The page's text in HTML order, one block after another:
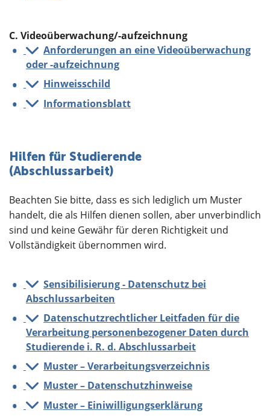
C. Videoüberwachung/-aufzeichnung
Anforderungen an eine Videoüberwachung
oder -aufzeichnung
Hinweisschild
Informationsblatt
Hilfen für Studierende
(Abschlussarbeit)
Beachten Sie bitte, dass es sich lediglich um Muster
handelt, die als Hilfen dienen sollen, aber unverbindlich
sind und keine Gewähr für deren Richtigkeit und
Vollständigkeit übernommen wird.
Sensibilisierung - Datenschutz bei
Abschlussarbeiten
Datenschutzrechtlicher Leitfaden für die
Verarbeitung personenbezogener Daten durch
Studierende i. R. d. Abschlussarbeit
Muster – Verarbeitungsverzeichnis
Muster – Datenschutzhinweise
Muster – Einiwilligungserklärung